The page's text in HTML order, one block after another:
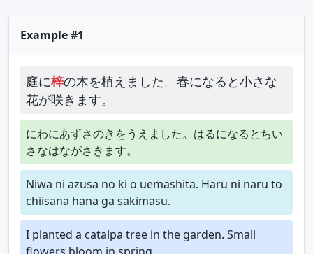
Example #1
庭に梓の木を植えました。春になると小さな
花が咲きます。
にわにあずさのきをうえました。はるになるとちい
さなはながさきます。
Niwa ni azusa no ki o uemashita. Haru ni naru to
chiisana hana ga sakimasu.
I planted a catalpa tree in the garden. Small